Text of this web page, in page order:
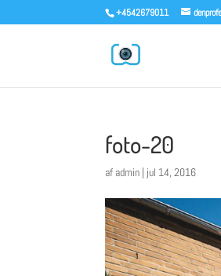
+4542679011
foto-20
af admin | jul 14, 2016